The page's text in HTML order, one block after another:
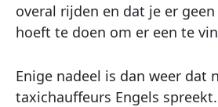
overal rijden en dat je er
hoeft te doen om er een te
Enige nadeel is dan weer dat
taxichauffeurs Engels